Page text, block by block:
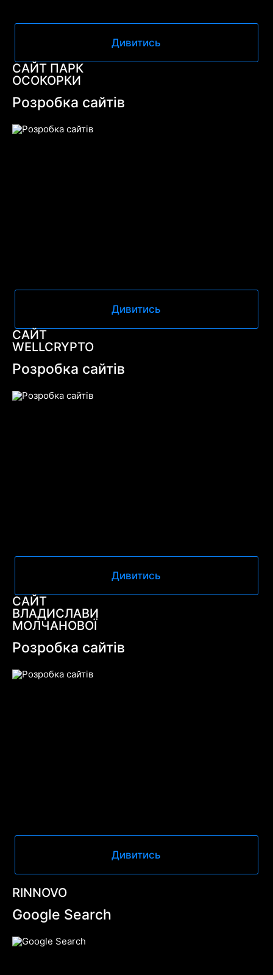
Дивитись
САЙТ ПАРК
ОСОКОРКИ
Розробка сайтів
Дивитись
САЙТ
WELLCRYPTO
Розробка сайтів
Дивитись
САЙТ
ВЛАДИСЛАВИ
МОЛЧАНОВОЇ
Розробка сайтів
Дивитись
RINNOVO
Google Search